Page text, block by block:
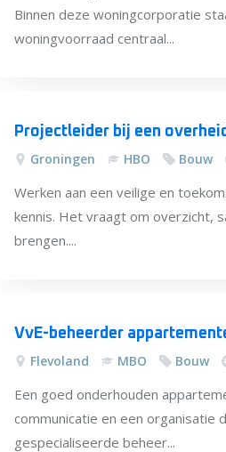
Binnen deze woningcorporatie
woningvoorraad centraal...
Projectleider bij een
Groningen HBO Bouw
Werken aan een veilige en
kennis. Het vraagt om overzicht,
brengen....
VvE-beheerder
Flevoland MBO Bouw
Een goed onderhouden
communicatie en een organisatie
gespecialiseerde beheer...